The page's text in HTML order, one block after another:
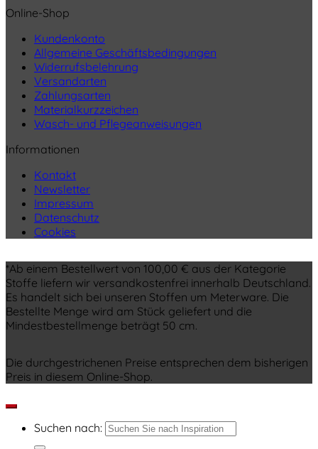
Online-Shop
Kundenkonto
Allgemeine Geschäftsbedingungen
Widerrufsbelehrung
Versandarten
Zahlungsarten
Materialkurzzeichen
Wasch- und Pflegeanweisungen
Informationen
Kontakt
Newsletter
Impressum
Datenschutz
Cookies
*Ab einem Bestellwert von 100,00 € aus der Kategorie
Stoffe liefern wir versandkostenfrei innerhalb Deutschland.
Es handelt sich bei unseren Stoffen um Meterware. Die
Bestellte Menge wird am Stück geliefert und die
Mindestbestellmenge beträgt 50 cm.
Die durchgestrichenen Preise entsprechen dem bisherigen
Preis in diesem Online-Shop.
Suchen nach: